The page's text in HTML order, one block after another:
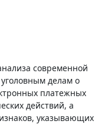
современной
делам о
платежных
действий, а
указывающих